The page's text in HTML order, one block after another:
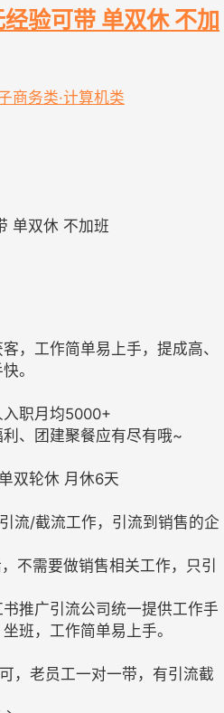
验可带 单双休 不加
商务类·计算机类
单双休 不加班
，工作简单易上手，提成高、
。
职月均5000+
、团建聚餐应有尽有哦~
双轮休 月休6天
流/截流工作，引流到销售的企
不需要做销售相关工作，只引
推广引流公司统一提供工作手
班，工作简单易上手。
，老员工一对一带，有引流截